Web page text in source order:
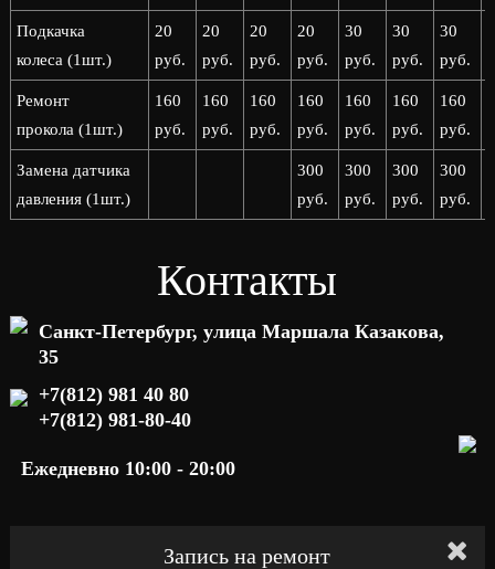
Подкачка
колеса (1шт.)
20
руб.
20
руб.
20
руб.
20
руб.
30
руб.
30
руб.
30
руб.
Ремонт
прокола (1шт.)
160
руб.
160
руб.
160
руб.
160
руб.
160
руб.
160
руб.
160
руб.
Замена датчика
давления (1шт.)
300
руб.
300
руб.
300
руб.
300
руб.
Контакты
Санкт-Петербург, улица Маршала Казакова,
35
+7(812) 981 40 80
+7(812) 981-80-40
Ежедневно 10:00 - 20:00
Запись на ремонт